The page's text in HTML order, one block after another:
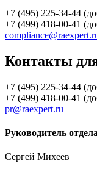
+7 (495) 225-34-44
+7 (499) 418-00-41
Контакты
+7 (495) 225-34-44
+7 (499) 418-00-41
pr@raexpert.ru
Руководитель
Сергей Михеев